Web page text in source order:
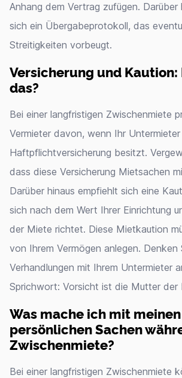
Anhang dem Vertrag zufügen. Darüber
sich ein Übergabeprotokoll, das
Streitigkeiten vorbeugt.
Versicherung und
das?
Bei einer langfristigen Zwischenmiete
Vermieter davon, wenn Ihr Untermieter
Haftpflichtversicherung besitzt.
dass diese Versicherung Mietsachen
Darüber hinaus empfiehlt sich eine
sich nach dem Wert Ihrer Einrichtung
der Miete richtet. Diese Mietkaution
von Ihrem Vermögen anlegen. Denken
Verhandlungen mit Ihrem Untermieter
Sprichwort: Vorsicht ist die Mutter der
Was mache ich mit meinen
persönlichen Sachen
Zwischenmiete?
Bei einer langfristigen Zwischenmiete